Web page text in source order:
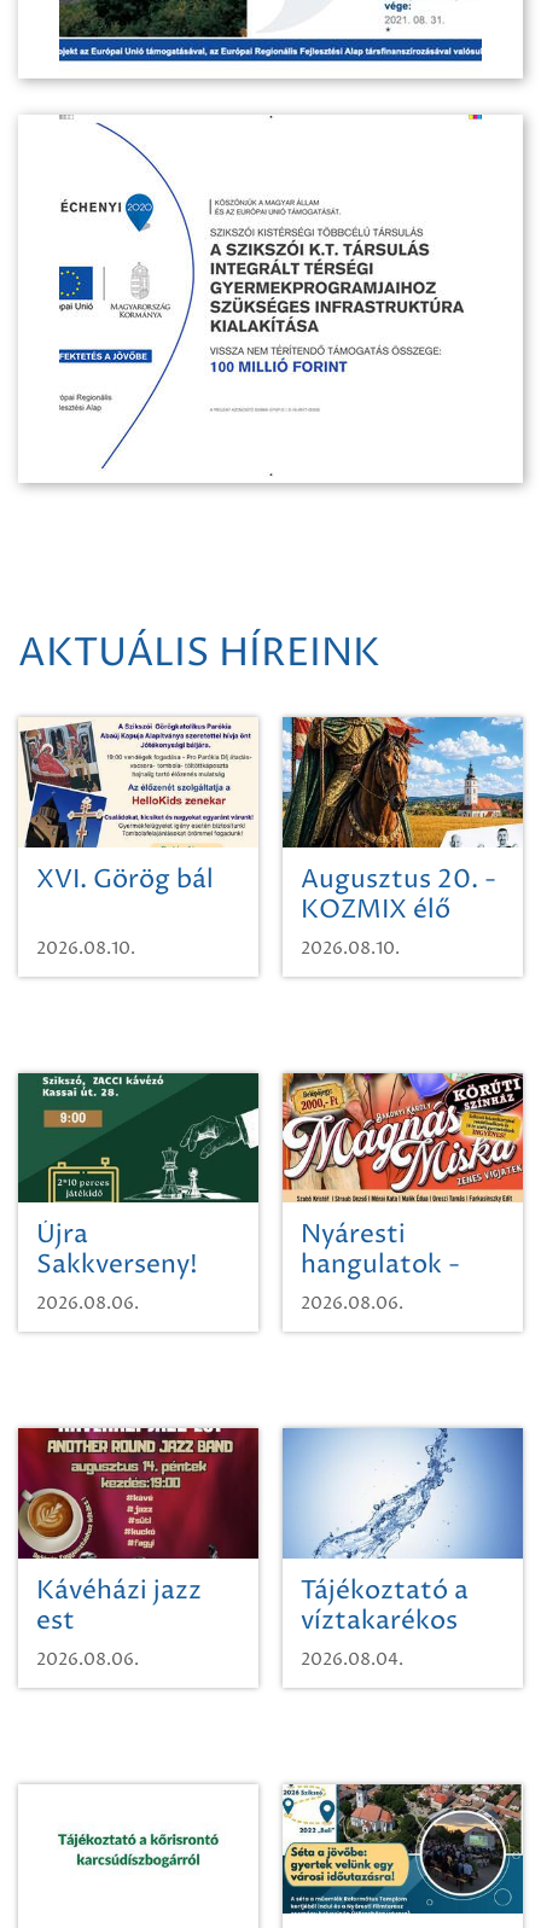
AKTUÁLIS HÍREINK
XVI. Görög bál
2026.08.10.
Augusztus 20. -
KOZMIX élő
koncert
2026.08.10.
Újra
Sakkverseny!
2026.08.06.
Nyáresti
hangulatok -
Mágnás Miska
2026.08.06.
Kávéházi jazz
est
2026.08.06.
Tájékoztató a
víztakarékos
vízhasználatról
2026.08.04.